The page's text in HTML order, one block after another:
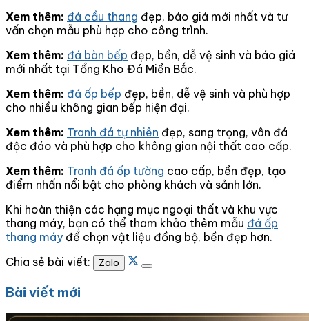
Xem thêm: đá cầu thang đẹp, báo giá mới nhất và tư
vấn chọn mẫu phù hợp cho công trình.
Xem thêm: đá bàn bếp đẹp, bền, dễ vệ sinh và báo giá
mới nhất tại Tổng Kho Đá Miền Bắc.
Xem thêm: đá ốp bếp đẹp, bền, dễ vệ sinh và phù hợp
cho nhiều không gian bếp hiện đại.
Xem thêm: Tranh đá tự nhiên đẹp, sang trọng, vân đá
độc đáo và phù hợp cho không gian nội thất cao cấp.
Xem thêm: Tranh đá ốp tường cao cấp, bền đẹp, tạo
điểm nhấn nổi bật cho phòng khách và sảnh lớn.
Khi hoàn thiện các hạng mục ngoại thất và khu vực
thang máy, bạn có thể tham khảo thêm mẫu đá ốp
thang máy để chọn vật liệu đồng bộ, bền đẹp hơn.
Chia sẻ bài viết:
Zalo
Bài viết mới